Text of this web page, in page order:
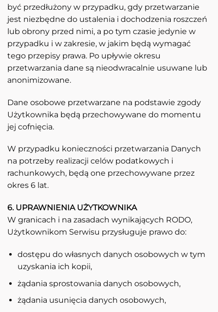
być przedłużony w przypadku, gdy przetwarzanie
jest niezbędne do ustalenia i dochodzenia roszczeń
lub obrony przed nimi, a po tym czasie jedynie w
przypadku i w zakresie, w jakim będą wymagać
tego przepisy prawa. Po upływie okresu
przetwarzania dane są nieodwracalnie usuwane lub
anonimizowane.
Dane osobowe przetwarzane na podstawie zgody
Użytkownika będą przechowywane do momentu
jej cofnięcia.
W przypadku konieczności przetwarzania Danych
na potrzeby realizacji celów podatkowych i
rachunkowych, będą one przechowywane przez
okres 6 lat.
6. UPRAWNIENIA UŻYTKOWNIKA
W granicach i na zasadach wynikających RODO,
Użytkownikom Serwisu przysługuje prawo do:
dostępu do własnych danych osobowych w tym
uzyskania ich kopii,
żądania sprostowania danych osobowych,
żądania usunięcia danych osobowych,